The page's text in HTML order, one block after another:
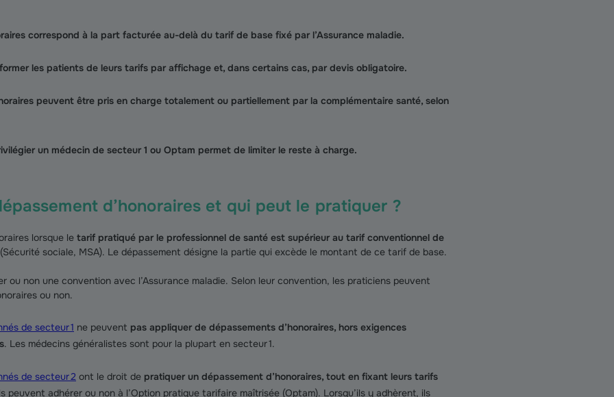
correspond à la part facturée au-delà du tarif de base fixé par l’Assurance maladie.
les patients de leurs tarifs par affichage et, dans certains cas, par devis obligatoire.
peuvent être pris en charge totalement ou partiellement par la complémentaire santé, selon
un médecin de secteur 1 ou Optam permet de limiter le reste à charge.
d’honoraires et qui peut le pratiquer ?
lorsque le tarif pratiqué par le professionnel de santé est supérieur au tarif conventionnel de
sociale, MSA). Le dépassement désigne la partie qui excède le montant de ce tarif de base.
ou non une convention avec l’Assurance maladie. Selon leur convention, les praticiens peuvent
ou non.
de secteur 1 ne peuvent pas appliquer de dépassements d’honoraires, hors exigences
. Les médecins généralistes sont pour la plupart en secteur 1.
de secteur 2 ont le droit de pratiquer un dépassement d’honoraires, tout en fixant leurs tarifs
peuvent adhérer ou non à l’Option pratique tarifaire maîtrisée (Optam). Lorsqu’ils y adhèrent, ils